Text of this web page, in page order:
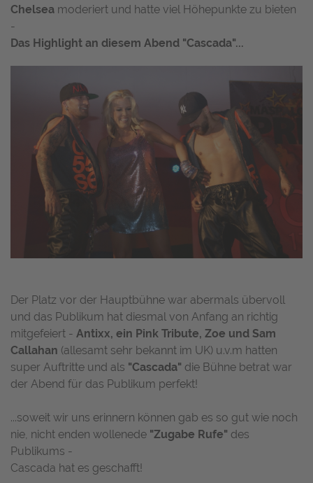
Chelsea moderiert und hatte viel Höhepunkte zu bieten
-
Das Highlight an diesem Abend "Cascada"...
Der Platz vor der Hauptbühne war abermals übervoll
und das Publikum hat diesmal von Anfang an richtig
mitgefeiert - Antixx, ein Pink Tribute, Zoe und Sam
Callahan (allesamt sehr bekannt im UK) u.v.m hatten
super Auftritte und als "Cascada" die Bühne betrat war
der Abend für das Publikum perfekt!
...soweit wir uns erinnern können gab es so gut wie noch
nie, nicht enden wollenede "Zugabe Rufe" des
Publikums -
Cascada hat es geschafft!